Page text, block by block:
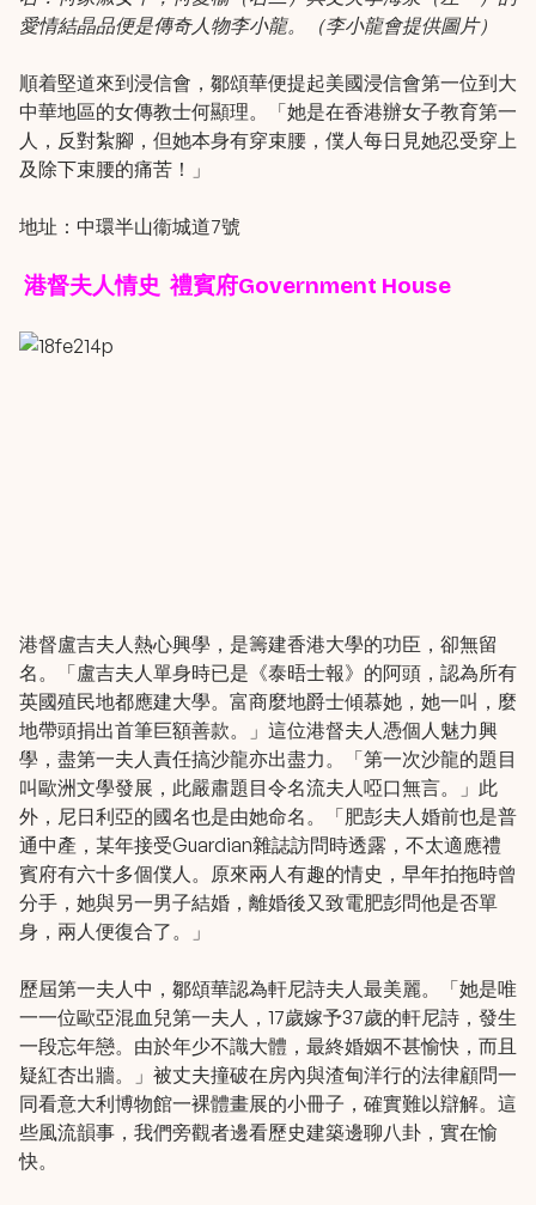
愛情結晶品便是傳奇人物李小龍。（李小龍會提供圖片）
順着堅道來到浸信會，鄒頌華便提起美國浸信會第一位到大
中華地區的女傳教士何顯理。「她是在香港辦女子教育第一
人，反對紮腳，但她本身有穿束腰，僕人每日見她忍受穿上
及除下束腰的痛苦！」
地址：中環半山衞城道7號
港督夫人情史 禮賓府Government House
港督盧吉夫人熱心興學，是籌建香港大學的功臣，卻無留
名。「盧吉夫人單身時已是《泰晤士報》的阿頭，認為所有
英國殖民地都應建大學。富商麼地爵士傾慕她，她一叫，麼
地帶頭捐出首筆巨額善款。」這位港督夫人憑個人魅力興
學，盡第一夫人責任搞沙龍亦出盡力。「第一次沙龍的題目
叫歐洲文學發展，此嚴肅題目令名流夫人啞口無言。」此
外，尼日利亞的國名也是由她命名。「肥彭夫人婚前也是普
通中產，某年接受Guardian雜誌訪問時透露，不太適應禮
賓府有六十多個僕人。原來兩人有趣的情史，早年拍拖時曾
分手，她與另一男子結婚，離婚後又致電肥彭問他是否單
身，兩人便復合了。」
歷屆第一夫人中，鄒頌華認為軒尼詩夫人最美麗。「她是唯
一一位歐亞混血兒第一夫人，17歲嫁予37歲的軒尼詩，發生
一段忘年戀。由於年少不識大體，最終婚姻不甚愉快，而且
疑紅杏出牆。」被丈夫撞破在房內與渣甸洋行的法律顧問一
同看意大利博物館一裸體畫展的小冊子，確實難以辯解。這
些風流韻事，我們旁觀者邊看歷史建築邊聊八卦，實在愉
快。